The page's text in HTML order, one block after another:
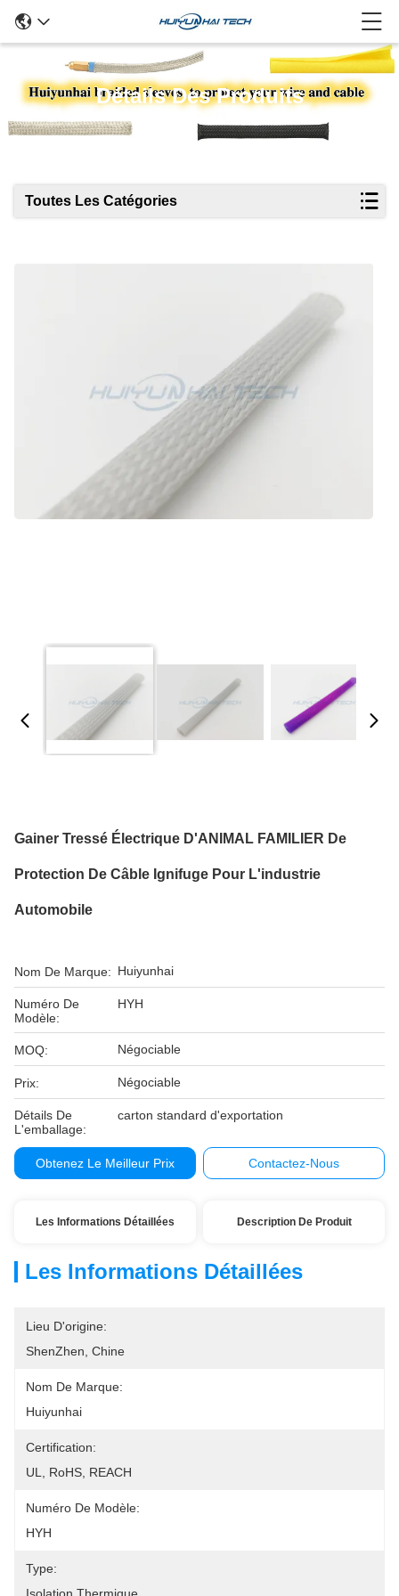
Détails Des Produits
Toutes Les Catégories
Gainer Tressé Électrique D'ANIMAL FAMILIER De
Protection De Câble Ignifuge Pour L'industrie
Automobile
Nom De Marque: Huiyunhai
Numéro De
Modèle:
HYH
MOQ: Négociable
Prix: Négociable
Détails De
L'emballage:
carton standard d'exportation
Obtenez Le Meilleur Prix Contactez-Nous
Les Informations Détaillées Description De Produit
Les Informations Détaillées
Lieu D'origine:
ShenZhen, Chine
Nom De Marque:
Huiyunhai
Certification:
UL, RoHS, REACH
Numéro De Modèle:
HYH
Type: